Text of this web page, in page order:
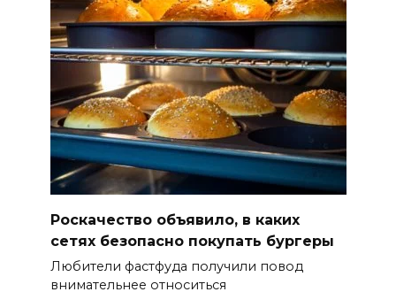
Роскачество объявило, в каких
сетях безопасно покупать бургеры
Любители фастфуда получили повод
внимательнее относиться